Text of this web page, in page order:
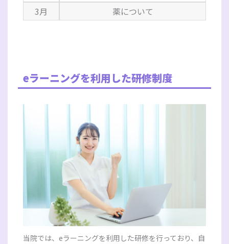
3月
薬について
eラーニングを利用した研修制度
当院では、eラーニングを利用した研修を行っており、自